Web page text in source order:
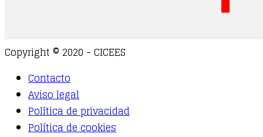
Copyright © 2020 - CICEES
Contacto
Aviso legal
Política de privacidad
Política de cookies